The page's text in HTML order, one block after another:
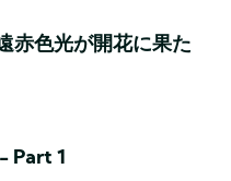
赤色光が開花に果た
Part 1